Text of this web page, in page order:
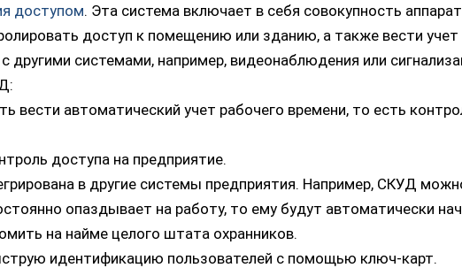
доступом. Эта система включает в себя совокупность
доступ к помещению или зданию, а также вести
другими системами, например, видеонаблюдения или
вести автоматический учет рабочего времени, то есть
доступа на предприятие.
в другие системы предприятия. Например, СКУД
опаздывает на работу, то ему будут автоматически
на найме целого штата охранников.
идентификацию пользователей с помощью ключ-карт.